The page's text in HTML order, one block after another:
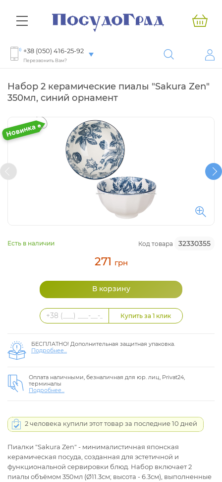
+38 (050) 416-25-92
Перезвонить Вам?
Набор 2 керамические пиалы "Sakura Zen"
350мл, синий орнамент
Есть в наличии Код товара 32330355
271 грн
БЕСПЛАТНО! Дополнительная защитная упаковка.
Подробнее...
Оплата наличными, безналичная для юр. лиц, Privat24,
терминалы
Подробнее...
2 человека купили этот товар за последние 10 дней
Пиалки "Sakura Zen" - минималистичная японская
керамическая посуда, созданная для эстетичной и
функциональной сервировки блюд. Набор включает 2
пиалы объёмом 350мл (Ø11.3см; высота - 6.3см), выполненные